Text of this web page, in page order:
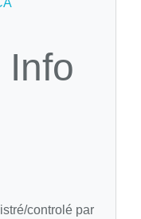
Info
controlé par